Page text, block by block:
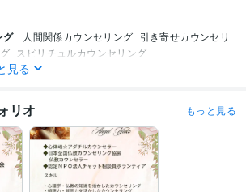
グ 人間関係カウンセリング 引き寄せカウンセリ
スピリチュルカウンセリング
見る
リオ もっと見る